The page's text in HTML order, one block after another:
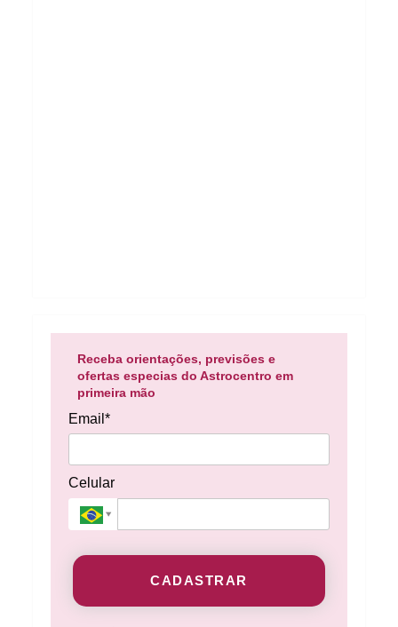
Receba orientações, previsões e
ofertas especias do Astrocentro em
primeira mão
Email*
Celular
CADASTRAR